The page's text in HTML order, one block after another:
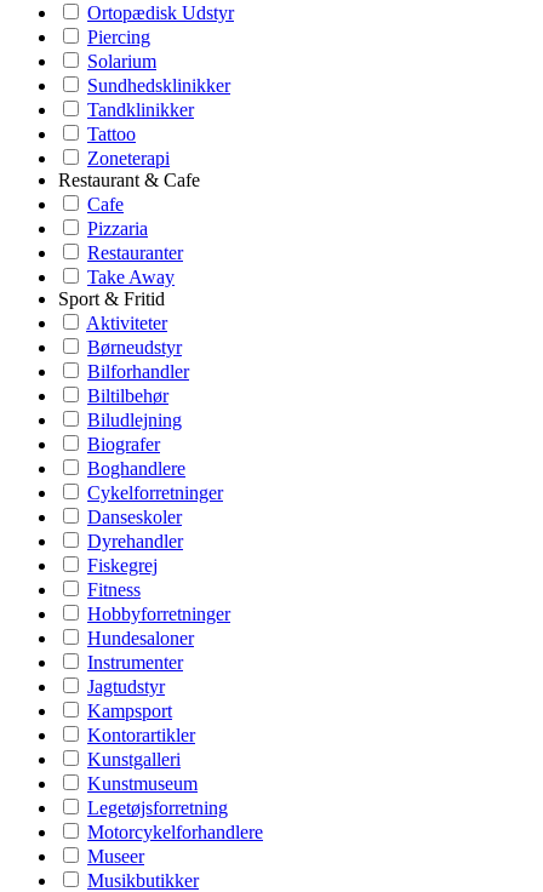
Ortopædisk Udstyr
Piercing
Solarium
Sundhedsklinikker
Tandklinikker
Tattoo
Zoneterapi
Restaurant & Cafe
Cafe
Pizzaria
Restauranter
Take Away
Sport & Fritid
Aktiviteter
Børneudstyr
Bilforhandler
Biltilbehør
Biludlejning
Biografer
Boghandlere
Cykelforretninger
Danseskoler
Dyrehandler
Fiskegrej
Fitness
Hobbyforretninger
Hundesaloner
Instrumenter
Jagtudstyr
Kampsport
Kontorartikler
Kunstgalleri
Kunstmuseum
Legetøjsforretning
Motorcykelforhandlere
Museer
Musikbutikker